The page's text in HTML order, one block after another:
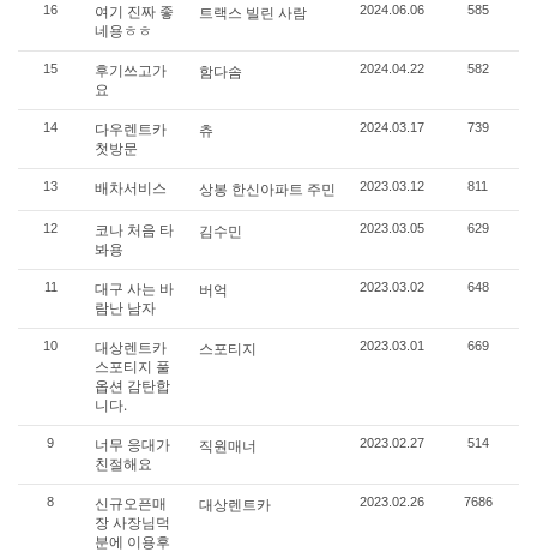
16
여기 진짜 좋
네용ㅎㅎ
트랙스 빌린 사람 2024.06.06 585
15
후기쓰고가
요
함다솜 2024.04.22 582
14
다우렌트카
첫방문
츄 2024.03.17 739
13 배차서비스 상봉 한신아파트 주민 2023.03.12 811
12
코나 처음 타
봐용
김수민 2023.03.05 629
11
대구 사는 바
람난 남자
버억 2023.03.02 648
10
대상렌트카
스포티지 풀
옵션 감탄합
니다.
스포티지 2023.03.01 669
9
너무 응대가
친절해요
직원매너 2023.02.27 514
8
신규오픈매
장 사장님덕
분에 이용후
대상렌트카 2023.02.26 7686